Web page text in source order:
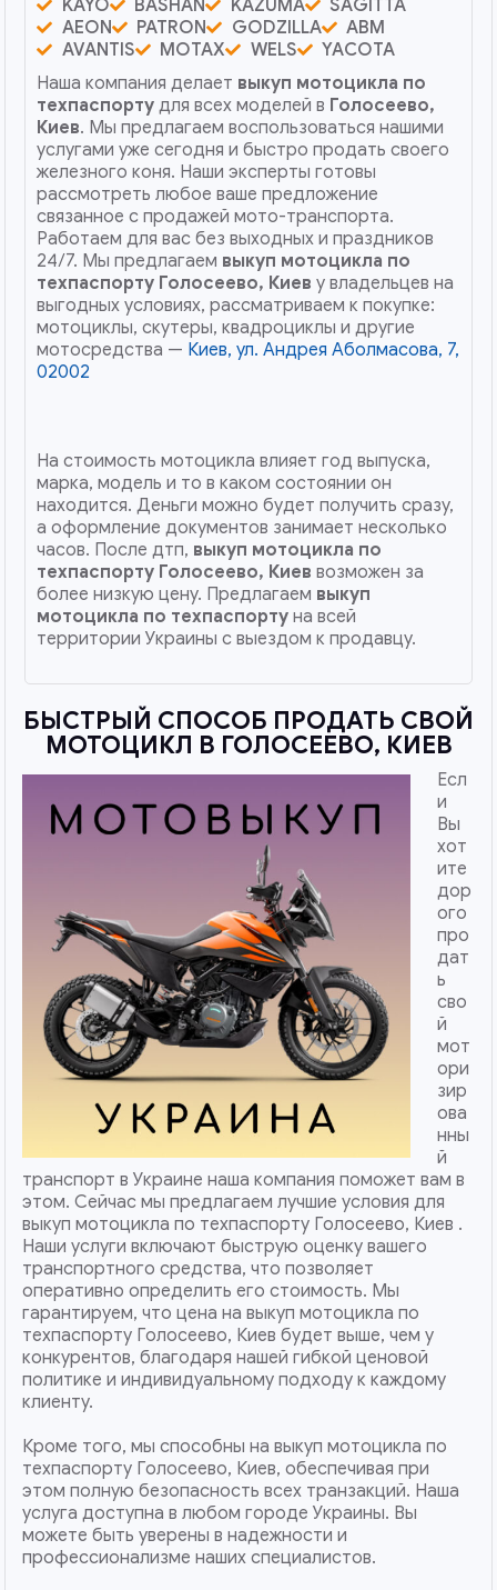
KAYO
BASHAN KAZUMA
SAGITTA
AEON
PATRON GODZILLA
ABM
AVANTIS
MOTAX WELS
YACOTA
Наша компания делает выкуп мотоцикла по
техпаспорту для всех моделей в Голосеево,
Киев. Мы предлагаем воспользоваться нашими
услугами уже сегодня и быстро продать своего
железного коня. Наши эксперты готовы
рассмотреть любое ваше предложение
связанное с продажей мото-транспорта.
Работаем для вас без выходных и праздников
24/7. Мы предлагаем выкуп мотоцикла по
техпаспорту Голосеево, Киеву владельцев на
выгодных условиях, рассматриваем к покупке:
мотоциклы, скутеры, квадроциклы и другие
мотосредства — Киев, ул. Андрея Аболмасова, 7,
02002
На стоимость мотоцикла влияет год выпуска,
марка, модель и то в каком состоянии он
находится. Деньги можно будет получить сразу,
а оформление документов занимает несколько
часов. После дтп, выкуп мотоцикла по
техпаспорту Голосеево, Киев возможен за
более низкую цену. Предлагаем выкуп
мотоцикла по техпаспорту на всей
территории Украины с выездом к продавцу.
БЫСТРЫЙ СПОСОБ ПРОДАТЬ СВОЙ
МОТОЦИКЛ В ГОЛОСЕЕВО, КИЕВ
Есл
и
Вы
хот
ите
дор
ого
про
дат
ь
сво
й
мот
ори
зир
ова
нны
й
транспорт в Украине наша компания поможет вам в
этом. Сейчас мы предлагаем лучшие условия для
выкуп мотоцикла по техпаспорту Голосеево, Киев .
Наши услуги включают быструю оценку вашего
транспортного средства, что позволяет
оперативно определить его стоимость. Мы
гарантируем, что цена на выкуп мотоцикла по
техпаспорту Голосеево, Киев будет выше, чем у
конкурентов, благодаря нашей гибкой ценовой
политике и индивидуальному подходу к каждому
клиенту.
Кроме того, мы способны на выкуп мотоцикла по
техпаспорту Голосеево, Киев, обеспечивая при
этом полную безопасность всех транзакций. Наша
услуга доступна в любом городе Украины. Вы
можете быть уверены в надежности и
профессионализме наших специалистов.